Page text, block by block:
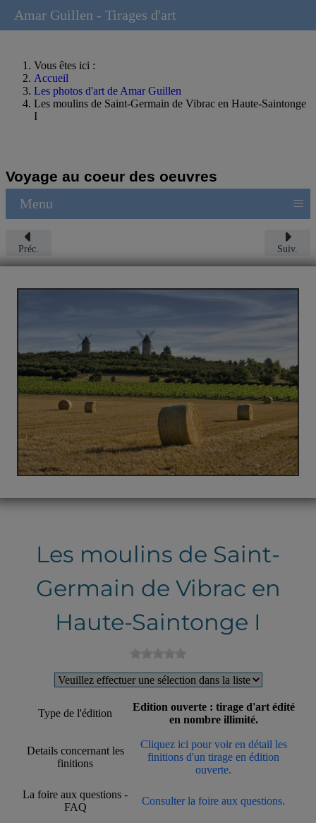
Vous êtes ici :
Accueil
Les photos d'art de Amar Guillen
Les moulins de Saint-Germain de Vibrac en Haute-Saintonge
I
Voyage au coeur des oeuvres
Menu ≡
Préc. Suiv.
Les moulins de Saint-
Germain de Vibrac en
Haute-Saintonge I
Type de l'édition
Edition ouverte : tirage d'art édité
en nombre illimité.
Details concernant les
finitions
Cliquez ici pour voir en détail les
finitions d'un tirage en édition
ouverte.
La foire aux questions -
FAQ
Consulter la foire aux questions.
Amar Guillen - Tirages d'art